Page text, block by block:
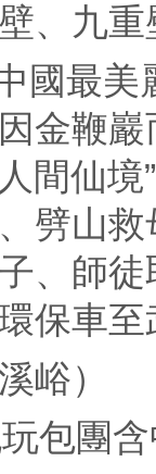
、九
國最
金鞭
間仙
劈山
、師
保車
峪）
包團